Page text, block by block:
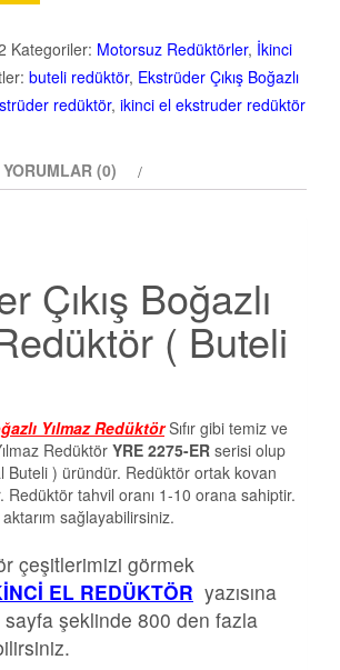
Kategoriler: Motorsuz Redüktörler, İkinci
buteli redüktör, Ekstrüder Çıkış Boğazlı
redüktör, ikinci el ekstruder redüktör
YORUMLAR (0)
Çıkış Boğazlı
( Buteli
Yılmaz RedüktörSıfır gibi temiz ve
Redüktör YRE 2275-ER serisi olup
Buteli ) üründür. Redüktör ortak kovan
Redüktör tahvil oranı 1-10 orana sahiptir.
sağlayabilirsiniz.
çeşitlerimizi görmek
EL REDÜKTÖR yazısına
sayfa şeklinde 800 den fazla